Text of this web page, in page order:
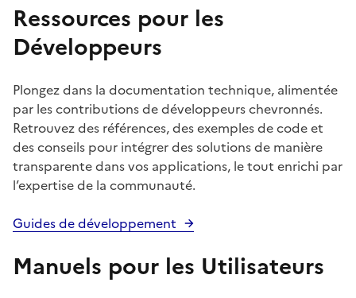
Ressources pour les
Développeurs
Plongez dans la documentation technique, alimentée
par les contributions de développeurs chevronnés.
Retrouvez des références, des exemples de code et
des conseils pour intégrer des solutions de manière
transparente dans vos applications, le tout enrichi par
l’expertise de la communauté.
Guides de développement
Manuels pour les Utilisateurs